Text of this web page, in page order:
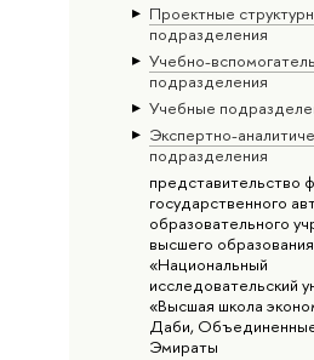
Проектные
подразделения
Учебно-
подразделения
Учебные
Экспертно-
подразделения
представительство
государственного
образовательного
высшего образования
«Национальный
исследовательский
«Высшая школа
Даби,
Эмираты